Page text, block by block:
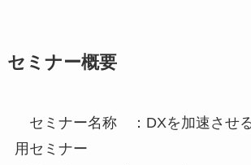
セミナー概要
セミナー名称 ：DXを加速させ
用セミナー